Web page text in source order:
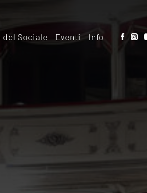
Sociale
Eventi del
Eventi Info
Dove siamo